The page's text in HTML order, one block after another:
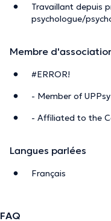
Travaillant depuis
psychologue/
Membre
#ERROR!
- Member of
- Affiliated to the
Langues parlées
Français
FAQ